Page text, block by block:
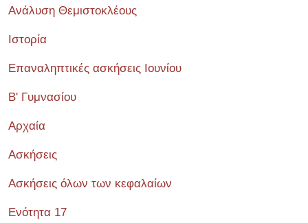
Ανάλυση Θεμιστοκλέους
Ιστορία
Επαναληπτικές ασκήσεις Ιουνίου
Β' Γυμνασίου
Αρχαία
Ασκήσεις
Ασκήσεις όλων των κεφαλαίων
Ενότητα 17